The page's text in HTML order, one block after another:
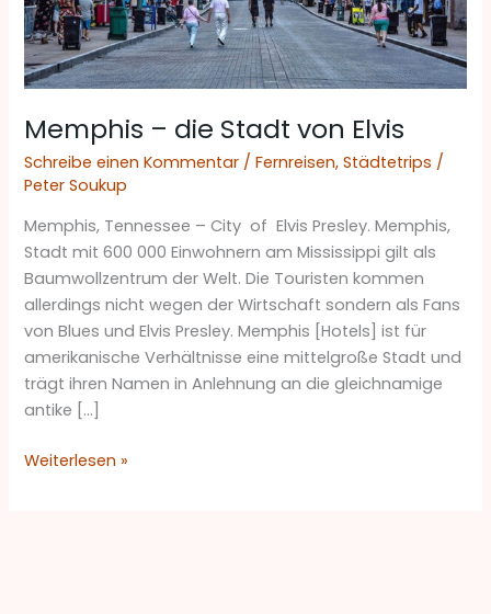
Memphis – die Stadt von Elvis
Schreibe einen Kommentar /Fernreisen,Städtetrips /
Peter Soukup
Memphis, Tennessee – City of Elvis Presley. Memphis,
Stadt mit 600 000 Einwohnern am Mississippi gilt als
Baumwollzentrum der Welt. Die Touristen kommen
allerdings nicht wegen der Wirtschaft sondern als Fans
von Blues und Elvis Presley. Memphis [Hotels] ist für
amerikanische Verhältnisse eine mittelgroße Stadt und
trägt ihren Namen in Anlehnung an die gleichnamige
antike […]
Weiterlesen »